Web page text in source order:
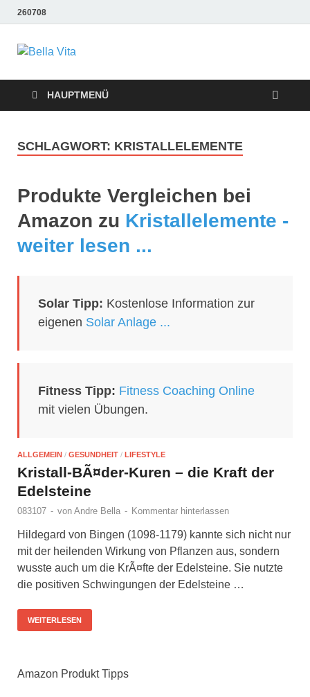
260708
Bella Vita
Wellness Fitness
Tipps
Tipps
HAUPTMENÜ
SCHLAGWORT: KRISTALLELEMENTE
Produkte Vergleichen bei
Amazon zu Kristallelemente -
weiter lesen ...
Solar Tipp: Kostenlose Information zur
eigenen Solar Anlage ...
Fitness Tipp: Fitness Coaching Online
mit vielen Übungen.
ALLGEMEIN / GESUNDHEIT / LIFESTYLE
Kristall-BÃ¤der-Kuren – die Kraft der
Edelsteine
083107 - von Andre Bella - Kommentar hinterlassen
Hildegard von Bingen (1098-1179) kannte sich nicht nur
mit der heilenden Wirkung von Pflanzen aus, sondern
wusste auch um die KrÃ¤fte der Edelsteine. Sie nutzte
die positiven Schwingungen der Edelsteine …
WEITERLESEN
Amazon Produkt Tipps